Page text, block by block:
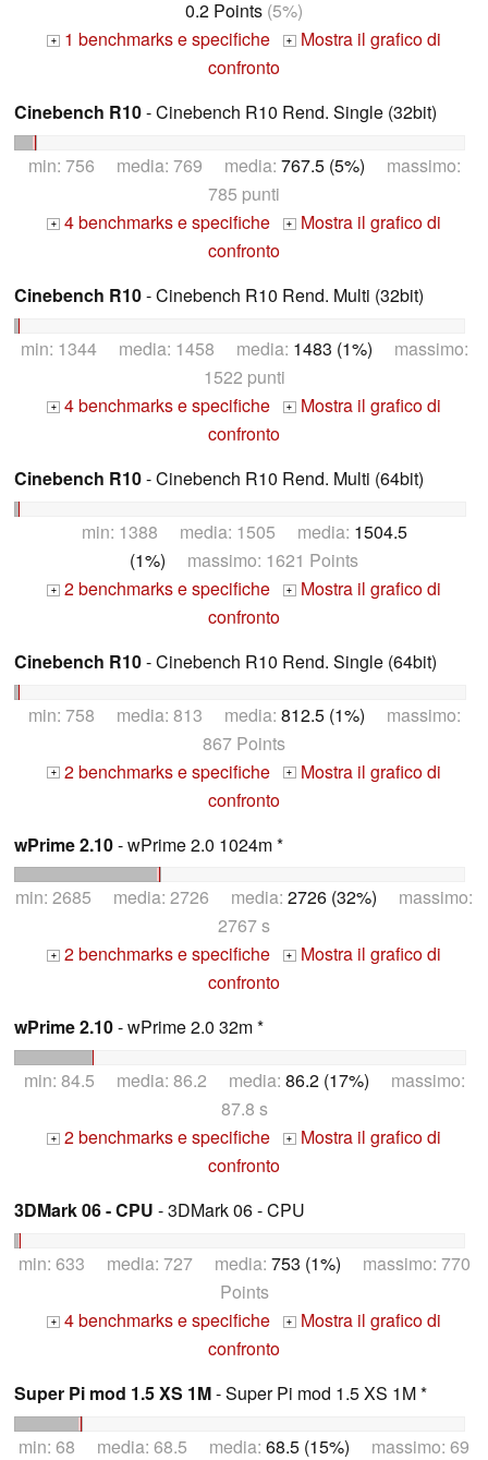
0.2 Points (5%)
+ 1 benchmarks e specifiche + Mostra il grafico di
confronto
Cinebench R10- Cinebench R10 Rend. Single (32bit)
min: 756 media: 769 media: 767.5 (5%) massimo:
785 punti
+ 4 benchmarks e specifiche + Mostra il grafico di
confronto
Cinebench R10- Cinebench R10 Rend. Multi (32bit)
min: 1344 media: 1458 media: 1483 (1%) massimo:
1522 punti
+ 4 benchmarks e specifiche + Mostra il grafico di
confronto
Cinebench R10- Cinebench R10 Rend. Multi (64bit)
min: 1388 media: 1505 media: 1504.5
(1%) massimo: 1621 Points
+ 2 benchmarks e specifiche + Mostra il grafico di
confronto
Cinebench R10- Cinebench R10 Rend. Single (64bit)
min: 758 media: 813 media: 812.5 (1%) massimo:
867 Points
+ 2 benchmarks e specifiche + Mostra il grafico di
confronto
wPrime 2.10- wPrime 2.0 1024m *
min: 2685 media: 2726 media: 2726 (32%) massimo:
2767 s
+ 2 benchmarks e specifiche + Mostra il grafico di
confronto
wPrime 2.10- wPrime 2.0 32m *
min: 84.5 media: 86.2 media: 86.2 (17%) massimo:
87.8 s
+ 2 benchmarks e specifiche + Mostra il grafico di
confronto
3DMark 06 - CPU - 3DMark 06 - CPU
min: 633 media: 727 media: 753 (1%) massimo: 770
Points
+ 4 benchmarks e specifiche + Mostra il grafico di
confronto
Super Pi mod 1.5 XS 1M- Super Pi mod 1.5 XS 1M *
min: 68 media: 68.5 media: 68.5 (15%) massimo: 69